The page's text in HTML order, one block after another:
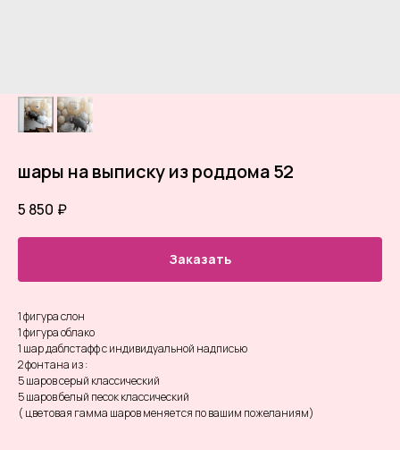
шары на выписку из роддома 52
5 850 ₽
Заказать
1 фигура слон
1 фигура облако
1 шар даблстафф с индивидуальной надписью
2 фонтана из :
5 шаров серый классический
5 шаров белый песок классический
( цветовая гамма шаров меняется по вашим пожеланиям)